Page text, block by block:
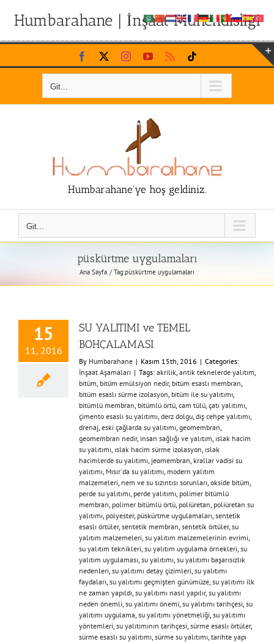
Humbarahane | İnşaat Mühendisliği
Skip
to
Facebook InstagramYouTubeRss
Git...
Humbarahane'ye hoş geldiniz.
Git...
püskürtme uygulamaları
Ana Sayfa Tag:püskürtme uygulamaları
15
11, 2016
SU YALITIMI ve TEMEL
BOHÇALAMASI
By Humbarahane | Kasım 15th, 2016 | Categories:
İnşaat Aşamaları | Tags: akrilik, antik teknelerde yalıtım,
bitüm, bitüm emülsiyon nedir, bitüm esaslı membran,
bitüm esaslı sürme izolasyon, bitüm ile su yalıtımı,
bitümlü membran, bitümlü örtü, cam tülü, çatı yalıtımı,
çimento esaslı su yalıtımı, derz dolgu, dış cehpe yalıtımı,
drenaj, eski çağlarda su yalıtımı, geomembran,
geomembran nedir, insan sağlığı ve yalıtım, ıslak hacim
su yalıtımı, ıslak hacim sürme izolasyon, ıslak
hacimlerde su yalıtımı, jeomembran, krallar vadisi su
yalıtımı, Mısır'da su yalıtımı, modern yalıtım
malzemeleri, nem ve su sızıntısı sorunları, okside bitüm,
perde su yalıtımı, perde yalıtımı, polimer bitümlü
membran, polimer bitümlü örtü, poliüretan, poliüretan su
yalıtımı, polyester, püskürtme uygulamaları, sentetik
esaslı örtüler, sentetik membran, sentetik örtüler, su
yalıtım malzemeleri, su yalıtım malzemelerinin evrimi,
su yalıtım teknikleri, su yalıtım uygulama örnekleri, su
yalıtım uygulaması, su yalıtımı, su yalıtımı başarısızlık
nedenleri, su yalıtımı detay çizimleri, su yalıtımı
faydaları, su yalıtımı geçmişten günümüze, su yalıtımı ilk
ne zaman yapıldı, su yalıtımı nasıl yapılır, su yalıtımı
neden önemli, su yalıtımı önemi, su yalıtımı tarihçesi, su
yalıtımı uygulama, su yalıtımı yönetmeliği, su yalıtımı
yöntemleri, su yalıtımının tarihçesi, sürme esaslı örtüler,
sürme esaslı su yalıtımı, sürme su yalıtımı, tarihte yapı